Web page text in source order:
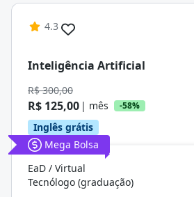
4.3
Inteligência Artificial
R$ 300,00
R$ 125,00 | mês -58%
Inglês grátis
Mega Bolsa
EaD / Virtual
Tecnólogo (graduação)